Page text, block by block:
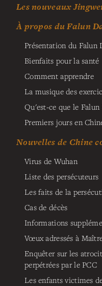
Les nouveaux
À propos du Falun
Présentation du Falun
Bienfaits pour la santé
Comment apprendre
La musique des
Qu'est-ce que le Falun
Premiers jours en
Nouvelles de Chine
Virus de Wuhan
Liste des persécuteurs
Les faits de la
Cas de décès
Informations
Vœux adressés à
Enquêter sur les
perpétrées par le PCC
Les enfants victimes